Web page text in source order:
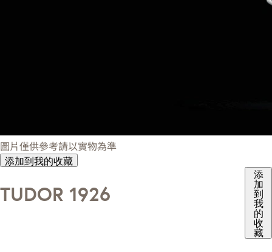
圖片僅供參考請以實物為準
添加到我的收藏
TUDOR 1926
添
加
到
我
的
收
藏